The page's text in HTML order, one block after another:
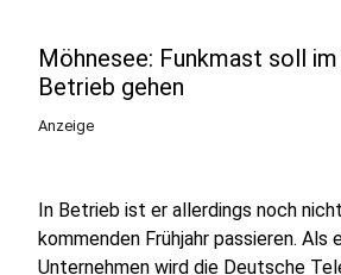
Möhnesee: Funkmast soll im
Betrieb gehen
Anzeige
In Betrieb ist er allerdings noch
kommenden Frühjahr passieren. Als
Unternehmen wird die Deutsche